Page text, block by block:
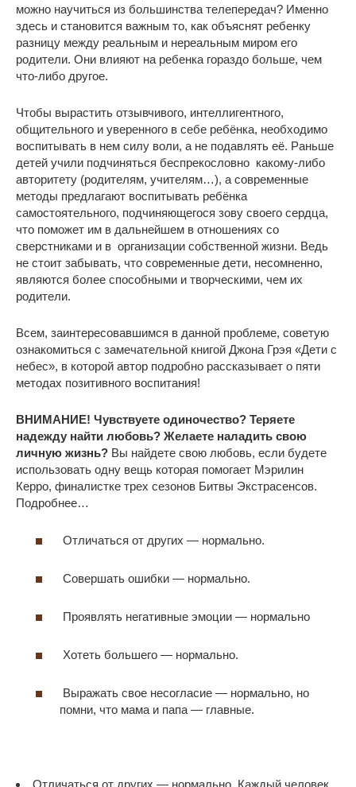
можно научиться из большинства телепередач? Именно
здесь и становится важным то, как объяснят ребенку
разницу между реальным и нереальным миром его
родители. Они влияют на ребенка гораздо больше, чем
что-либо другое.
Чтобы вырастить отзывчивого, интеллигентного,
общительного и уверенного в себе ребёнка, необходимо
воспитывать в нем силу воли, а не подавлять её. Раньше
детей учили подчиняться беспрекословно какому-либо
авторитету (родителям, учителям…), а современные
методы предлагают воспитывать ребёнка
самостоятельного, подчиняющегося зову своего сердца,
что поможет им в дальнейшем в отношениях со
сверстниками и в организации собственной жизни. Ведь
не стоит забывать, что современные дети, несомненно,
являются более способными и творческими, чем их
родители.
Всем, заинтересовавшимся в данной проблеме, советую
ознакомиться с замечательной книгой Джона Грэя «Дети с
небес», в которой автор подробно рассказывает о пяти
методах позитивного воспитания!
ВНИМАНИЕ! Чувствуете одиночество? Теряете
надежду найти любовь? Желаете наладить свою
личную жизнь? Вы найдете свою любовь, если будете
использовать одну вещь которая помогает Мэрилин
Керро, финалистке трех сезонов Битвы Экстрасенсов.
Подробнее…
Отличаться от других — нормально.
Совершать ошибки — нормально.
Проявлять негативные эмоции — нормально
Хотеть большего — нормально.
Выражать свое несогласие — нормально, но
помни, что мама и папа — главные.
Отличаться от других — нормально. Каждый человек